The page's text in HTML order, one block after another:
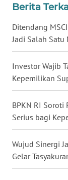
Berita
Ditendang
Jadi Salah
Investor Wajib
Kepemilikan
BPKN RI Soroti
Serius bagi
Wujud Sinergi
Gelar
WN
WN
SUMSEL
WN
BENGKULU
WN
LAMPUNG
WN